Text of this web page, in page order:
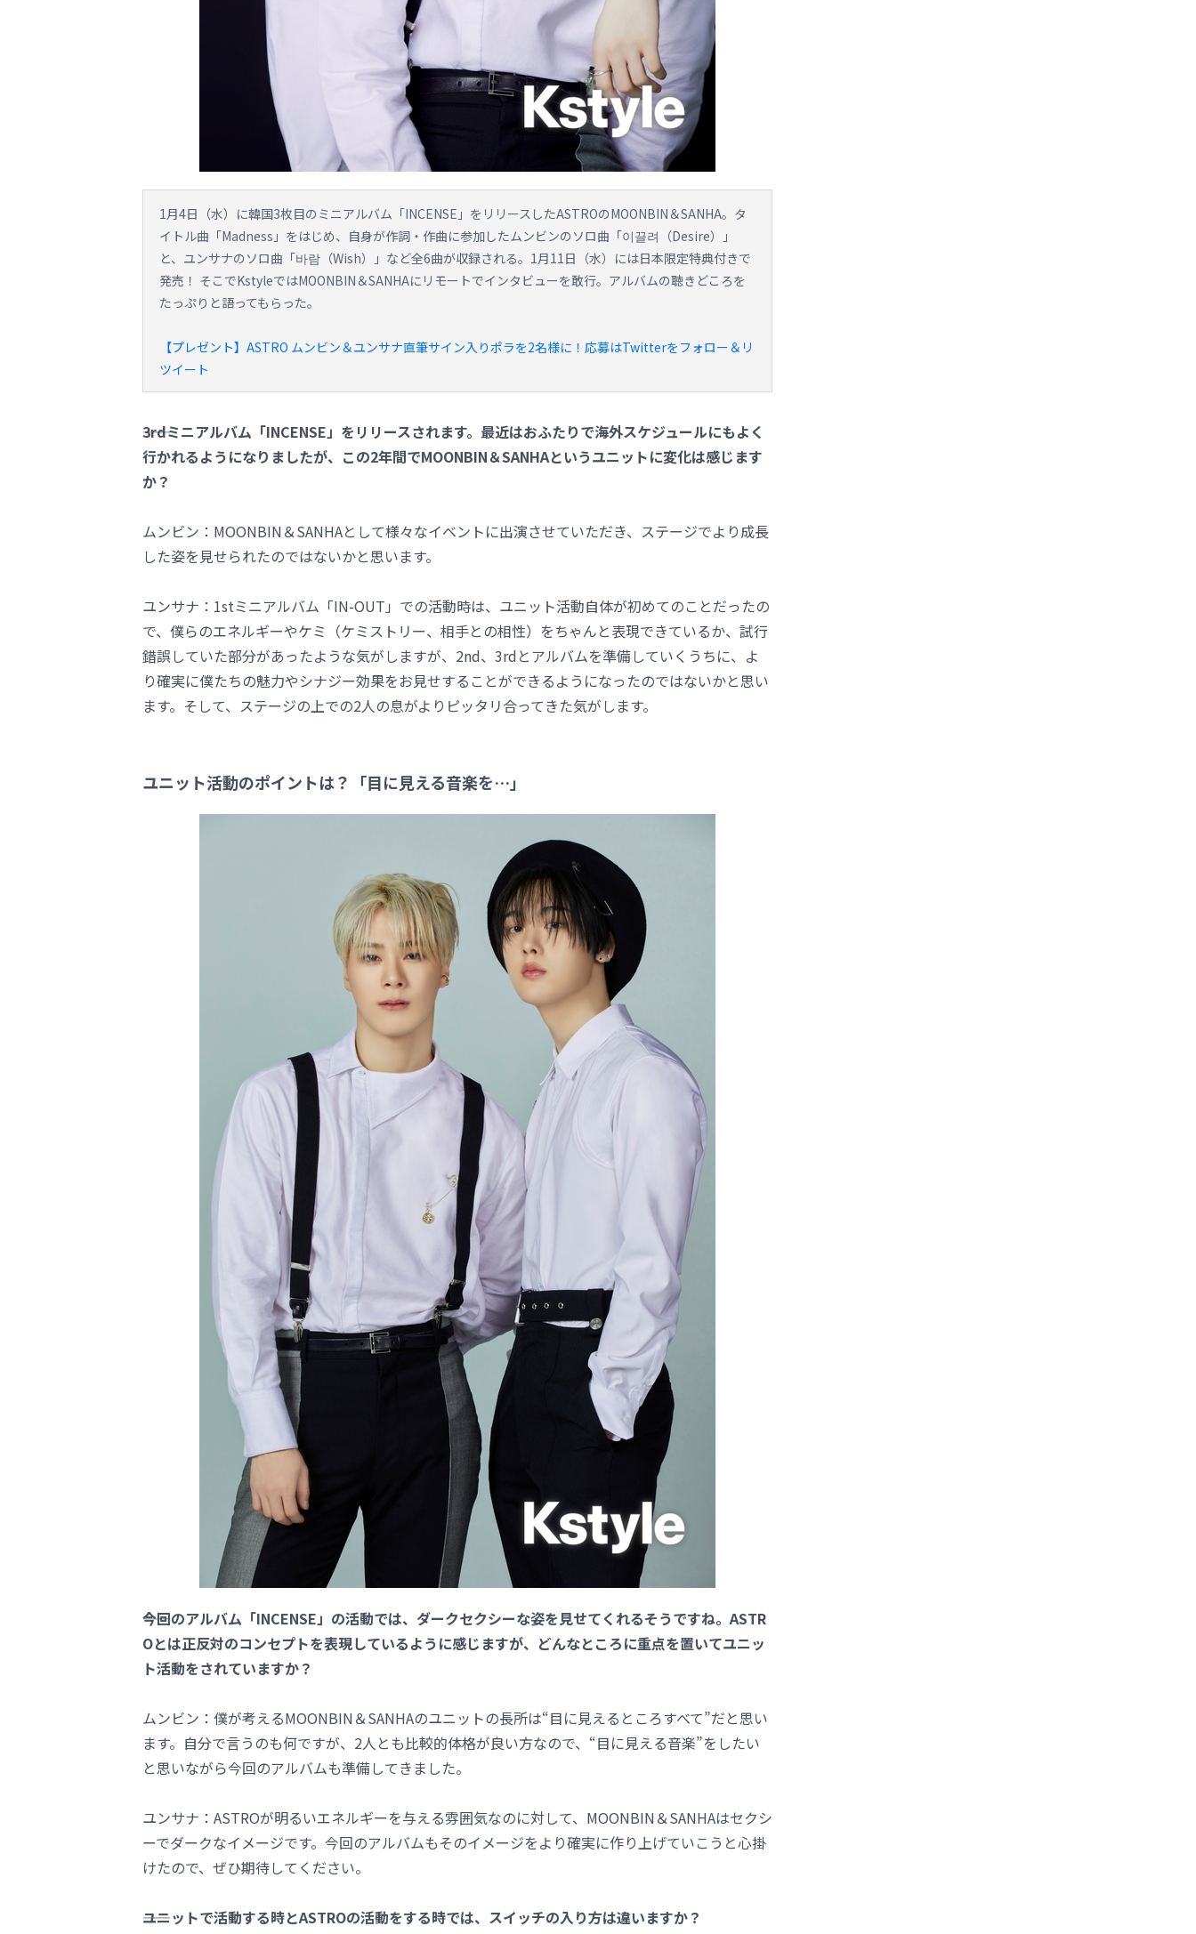
1月4日（水）に韓国3枚目のミニアルバム「INCENSE」をリリースしたASTROのMOONBIN＆SANHA。タ
イトル曲「Madness」をはじめ、自身が作詞・作曲に参加したムンビンのソロ曲「이끌려（Desire）」
と、ユンサナのソロ曲「바람（Wish）」など全6曲が収録される。1月11日（水）には日本限定特典付きで
発売！ そこでKstyleではMOONBIN＆SANHAにリモートでインタビューを敢行。アルバムの聴きどころを
たっぷりと語ってもらった。
【プレゼント】ASTRO ムンビン＆ユンサナ直筆サイン入りポラを2名様に！応募はTwitterをフォロー＆リ
ツイート
――3rdミニアルバム「INCENSE」をリリースされます。最近はおふたりで海外スケジュールにもよく
行かれるようになりましたが、この2年間でMOONBIN＆SANHAというユニットに変化は感じます
か？
ムンビン：MOONBIN＆SANHAとして様々なイベントに出演させていただき、ステージでより成長
した姿を見せられたのではないかと思います。
ユンサナ：1stミニアルバム「IN-OUT」での活動時は、ユニット活動自体が初めてのことだったの
で、僕らのエネルギーやケミ（ケミストリー、相手との相性）をちゃんと表現できているか、試行
錯誤していた部分があったような気がしますが、2nd、3rdとアルバムを準備していくうちに、よ
り確実に僕たちの魅力やシナジー効果をお見せすることができるようになったのではないかと思い
ます。そして、ステージの上での2人の息がよりピッタリ合ってきた気がします。
ユニット活動のポイントは？「目に見える音楽を…」
――今回のアルバム「INCENSE」の活動では、ダークセクシーな姿を見せてくれるそうですね。ASTR
Oとは正反対のコンセプトを表現しているように感じますが、どんなところに重点を置いてユニッ
ト活動をされていますか？
ムンビン：僕が考えるMOONBIN＆SANHAのユニットの長所は“目に見えるところすべて”だと思い
ます。自分で言うのも何ですが、2人とも比較的体格が良い方なので、“目に見える音楽”をしたい
と思いながら今回のアルバムも準備してきました。
ユンサナ：ASTROが明るいエネルギーを与える雰囲気なのに対して、MOONBIN＆SANHAはセクシ
ーでダークなイメージです。今回のアルバムもそのイメージをより確実に作り上げていこうと心掛
けたので、ぜひ期待してください。
――ユニットで活動する時とASTROの活動をする時では、スイッチの入り方は違いますか？